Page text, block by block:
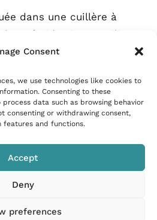
Consent
we use technologies like cookies to
Consenting to these
data such as browsing behavior
consenting or withdrawing consent,
features and functions.
Accept
Deny
preferences
dans une cuillère à
froide si on n’utilise
dans le caquelon,
râper une pointe de muscade.